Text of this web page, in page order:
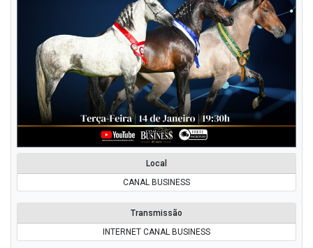
Local
CANAL BUSINESS
Transmissão
INTERNET CANAL BUSINESS